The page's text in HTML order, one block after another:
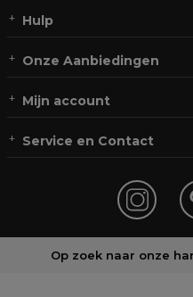
Hulp
Onze Aanbiedingen
Mijn account
Service en Contact
Op zoek naar onze